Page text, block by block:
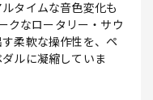
タイムな音色変化も
クなロータリー・サウ
柔軟な操作性を、ペ
ルに凝縮していま